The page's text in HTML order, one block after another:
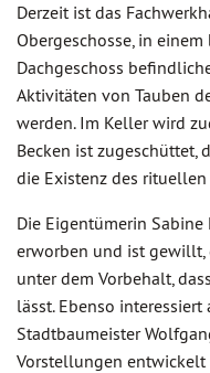
Derzeit ist das
Obergeschosse, in
Dachgeschoss
Aktivitäten von Tauben
werden. Im Keller wird
Becken ist zugeschüttet,
die Existenz des rituellen
Die Eigentümerin
erworben und ist gewillt,
unter dem Vorbehalt,
lässt. Ebenso
Stadtbaumeister
Vorstellungen entwickelt